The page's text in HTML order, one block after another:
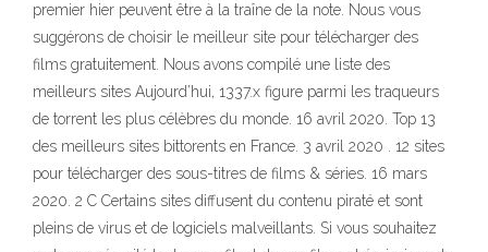
premier hier peuvent être à la traîne de la note. Nous vous
suggérons de choisir le meilleur site pour télécharger des
films gratuitement. Nous avons compilé une liste des
meilleurs sites Aujourd’hui, 1337.x figure parmi les traqueurs
de torrent les plus célèbres du monde. 16 avril 2020. Top 13
des meilleurs sites bittorents en France. 3 avril 2020 . 12 sites
pour télécharger des sous-titres de films & séries. 16 mars
2020. 2 C Certains sites diffusent du contenu piraté et sont
pleins de virus et de logiciels malveillants. Si vous souhaitez